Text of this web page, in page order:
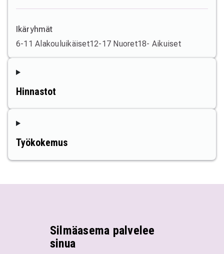
Ikäryhmät
6-11 Alakouluikäiset12-17 Nuoret18- Aikuiset
Hinnastot
Työkokemus
Silmäasema palvelee
sinua